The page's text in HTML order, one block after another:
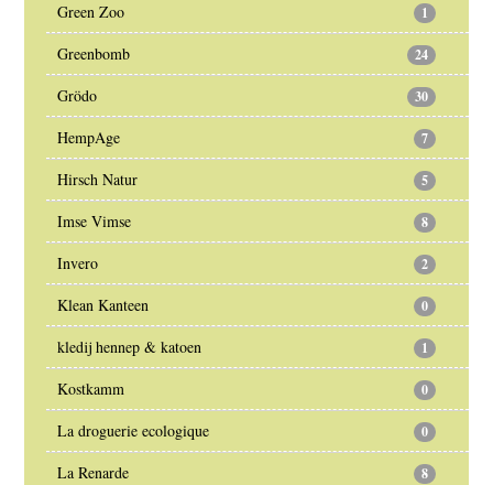
Green Zoo 1
Greenbomb 24
Grödo 30
HempAge 7
Hirsch Natur 5
Imse Vimse 8
Invero 2
Klean Kanteen 0
kledij hennep & katoen 1
Kostkamm 0
La droguerie ecologique 0
La Renarde 8